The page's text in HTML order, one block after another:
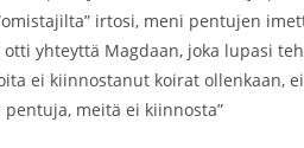
irtosi, meni pentujen
yhteyttä Magdaan, joka lupasi
ei kiinnostanut koirat ollenkaan,
meitä ei kiinnosta”